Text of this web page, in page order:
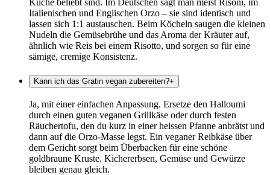
Küche beliebt sind. Im Deutschen sagt man meist Risoni, im
Italienischen und Englischen Orzo – sie sind identisch und
lassen sich 1:1 austauschen. Beim Köcheln saugen die kleinen
Nudeln die Gemüsebrühe und das Aroma der Kräuter auf,
ähnlich wie Reis bei einem Risotto, und sorgen so für eine
sämige, cremige Konsistenz.
Kann ich das Gratin vegan zubereiten?+
Ja, mit einer einfachen Anpassung. Ersetze den Halloumi
durch einen guten veganen Grillkäse oder durch festen
Räuchertofu, den du kurz in einer heissen Pfanne anbrätst und
dann auf die Orzo-Masse legst. Ein veganer Reibkäse über
dem Gericht sorgt beim Überbacken für eine schöne
goldbraune Kruste. Kichererbsen, Gemüse und Gewürze
bleiben genau gleich.